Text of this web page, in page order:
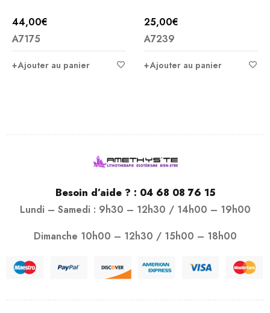
44,00€
A7175
Ajouter au panier
25,00€
A7239
Ajouter au panier
Besoin d’aide ? : 04 68 08 76 15
Lundi – Samedi : 9h30 – 12h30 / 14h00 – 19h00
Dimanche 10h00 – 12h30 / 15h00 – 18h00